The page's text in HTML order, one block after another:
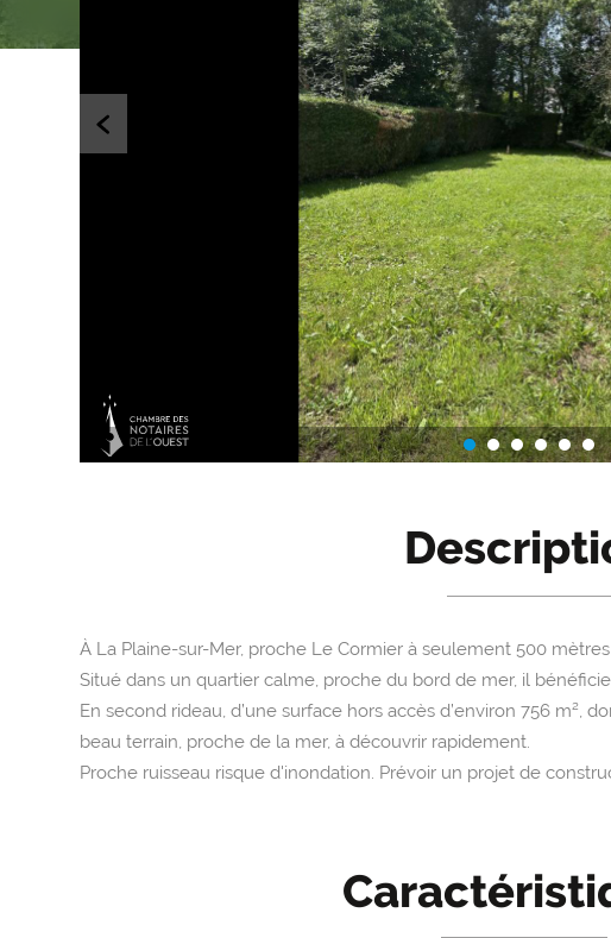
À La Plaine-sur-Mer, proche Le Cormier à seulement 500
Situé dans un quartier calme, proche du bord de mer, il
En second rideau, d’une surface hors accès d’environ 756 m²,
beau terrain, proche de la mer, à découvrir rapidement.
Proche ruisseau risque d'inondation. Prévoir un projet de